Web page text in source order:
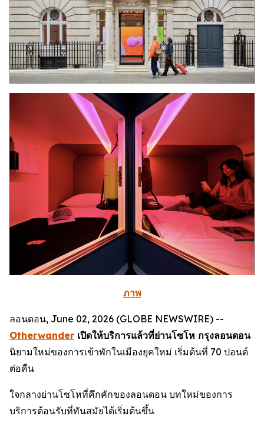
ภาพ
ลอนดอน, June 02, 2026 (GLOBE NEWSWIRE) --
Otherwander เปิดให้บริการแล้วที่ย่านโซโห กรุงลอนดอน
นิยามใหม่ของการเข้าพักในเมืองยุคใหม่ เริ่มต้นที่ 70 ปอนด์
ต่อคืน
ใจกลางย่านโซโหที่คึกคักของลอนดอน บทใหม่ของการ
บริการต้อนรับที่ทันสมัยได้เริ่มต้นขึ้น